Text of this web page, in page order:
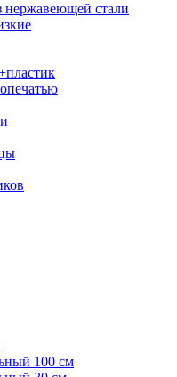
нержавеющей стали
100 см